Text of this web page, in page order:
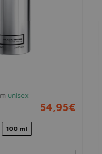
unisex
54,95€
100 ml